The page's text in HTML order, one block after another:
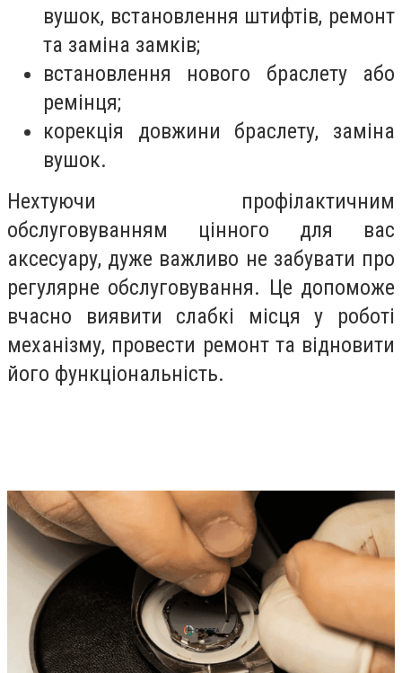
вушок, встановлення штифтів, ремонт
та заміна замків;
встановлення нового браслету або
ремінця;
корекція довжини браслету, заміна
вушок.
Нехтуючи профілактичним
обслуговуванням цінного для вас
аксесуару, дуже важливо не забувати про
регулярне обслуговування. Це допоможе
вчасно виявити слабкі місця у роботі
механізму, провести ремонт та відновити
його функціональність.